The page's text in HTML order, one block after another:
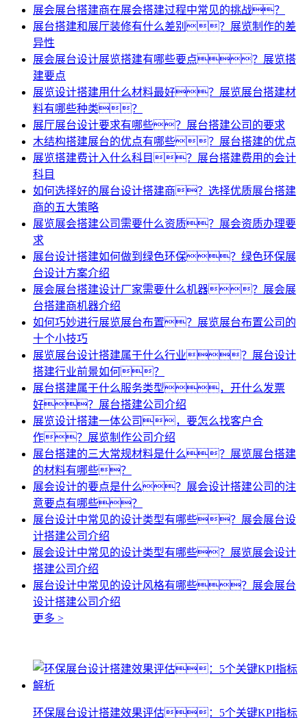
展会展台搭建商在展会搭建过程中常见的挑战？
展台搭建和展厅装修有什么差别？展览制作的差
异性
展会展台设计展览搭建有哪些要点？展览搭
建要点
展览设计搭建用什么材料最好？展览展台搭建材
料有哪些种类？
展厅展台设计要求有哪些？展台搭建公司的要求
木结构搭建展台的优点有哪些？展台搭建的优点
展览搭建费计入什么科目？展台搭建费用的会计
科目
如何选择好的展台设计搭建商？选择优质展台搭建
商的五大策略
展览展会搭建公司需要什么资质？展会资质办理要
求
展台设计搭建如何做到绿色环保？绿色环保展
台设计方案介绍
展会展台搭建设计厂家需要什么机器？展会展
台搭建商机器介绍
如何巧妙进行展览展台布置？展览展台布置公司的
十个小技巧
展览展台设计搭建属于什么行业？展台设计
搭建行业前景如何？
展台搭建属于什么服务类型，开什么发票
好？展台搭建公司介绍
展览设计搭建一体公司，要怎么找客户合
作？展览制作公司介绍
展台搭建的三大常规材料是什么？展览展台搭建
的材料有哪些？
展会设计的要点是什么？展会设计搭建公司的注
意要点有哪些？
展台设计中常见的设计类型有哪些？展会展台设
计搭建公司介绍
展会设计中常见的设计类型有哪些？展览展会设计
搭建公司介绍
展台设计中常见的设计风格有哪些？展会展台
设计搭建公司介绍
更多 >
环保展台设计搭建效果评估：5个关键KPI指标